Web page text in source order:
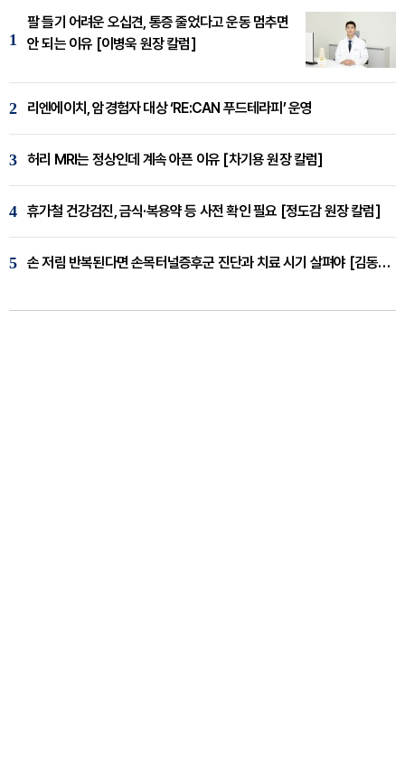
1
팔 들기 어려운 오십견, 통증 줄었다고 운동 멈추면
안 되는 이유 [이병욱 원장 칼럼]
2 리엔에이치, 암경험자 대상 ‘RE:CAN 푸드테라피’ 운영
3 허리 MRI는 정상인데 계속 아픈 이유 [차기용 원장 칼럼]
4 휴가철 건강검진, 금식·복용약 등 사전 확인 필요 [정도감 원장 칼럼]
5 손 저림 반복된다면 손목터널증후군 진단과 치료 시기 살펴야 [김동현 원장 칼럼]